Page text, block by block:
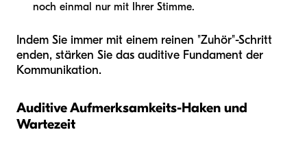
noch einmal nur mit Ihrer Stimme.
Indem Sie immer mit einem reinen "Zuhör"-Schritt
enden, stärken Sie das auditive Fundament der
Kommunikation.
Auditive Aufmerksamkeits-Haken und
Wartezeit